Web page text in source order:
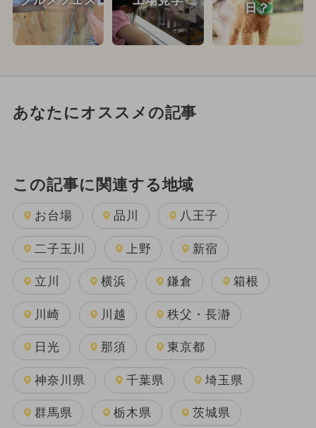
日？
あなたにオススメの記事
この記事に関連する地域
お台場 品川 八王子
二子玉川 上野 新宿
立川 横浜 鎌倉 箱根
川崎 川越 秩父・長瀞
日光 那須 東京都
神奈川県 千葉県 埼玉県
群馬県 栃木県 茨城県